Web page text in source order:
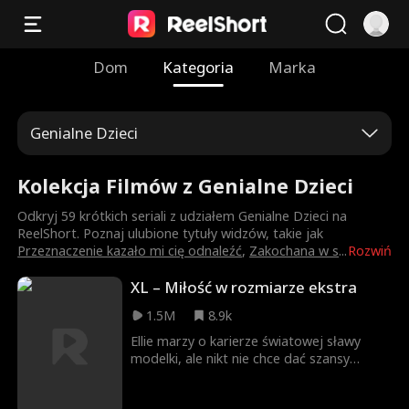
Dom Kategoria Marka
Genialne Dzieci
Kolekcja Filmów z Genialne Dzieci
Rozwiń
Odkryj 59 krótkich seriali z udziałem Genialne Dzieci na
ReelShort. Poznaj ulubione tytuły widzów, takie jak
Przeznaczenie kazało mi cię odnaleźć, Zakochana w s...
XL – Miłość w rozmiarze ekstra
1.5M
8.9k
Ellie marzy o karierze światowej sławy
modelki, ale nikt nie chce dać szansy